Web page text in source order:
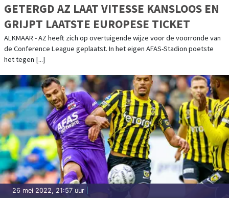
GETERGD AZ LAAT VITESSE KANSLOOS EN
GRIJPT LAATSTE EUROPESE TICKET
ALKMAAR - AZ heeft zich op overtuigende wijze voor de voorronde van
de Conference League geplaatst. In het eigen AFAS-Stadion poetste
het tegen [...]
26 mei 2022, 21:57 uur